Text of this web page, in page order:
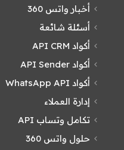
أخبار واتس 360
أسئلة شائعة
أكواد API CRM
أكواد API Sender
أكواد WhatsApp API
إدارة العملاء
تكامل وتساب API
حلول واتس 360